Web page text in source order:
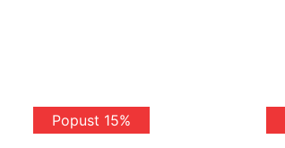
Popust 15%